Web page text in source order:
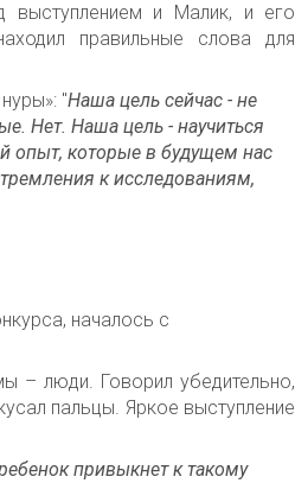
выступлением и Малик, и его
правильные слова для
"Наша цель сейчас - не
Нет. Наша цель - научиться
опыт, которые в будущем нас
к исследованиям,
началось с
– люди. Говорил убедительно,
пальцы. Яркое выступление
привыкнет к такому